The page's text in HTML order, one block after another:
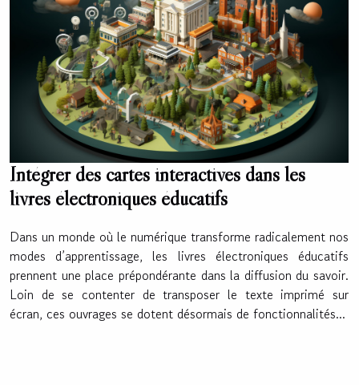
Intégrer des cartes interactives dans les
livres électroniques éducatifs
Dans un monde où le numérique transforme radicalement nos
modes d’apprentissage, les livres électroniques éducatifs
prennent une place prépondérante dans la diffusion du savoir.
Loin de se contenter de transposer le texte imprimé sur
écran, ces ouvrages se dotent désormais de fonctionnalités...